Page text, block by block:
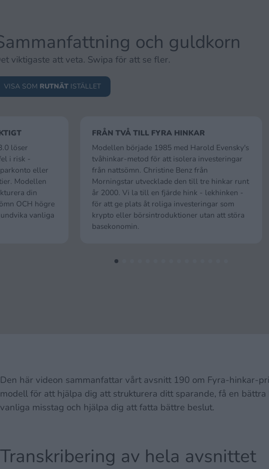
och guldkorn
viktigaste att veta. Swipa för att se fler.
VISA SOM RUTNÄT ISTÄLLET
löser
i risk -
eller
Modellen
din
OCH högre
vanliga
FRÅN TVÅ TILL FYRA HINKAR
Modellen började 1985 med Harold Evensky's
tvåhinkar-metod för att isolera investeringar
från nattsömn. Christine Benz från
Morningstar utvecklade den till tre hinkar runt
år 2000. Vi la till en fjärde hink - lekhinken -
för att ge plats åt roliga investeringar som
krypto eller börsintroduktioner utan att störa
basekonomin.
Den här videon sammanfattar vårt avsnitt 190 om Fyra-hinkar-
modell för att hjälpa dig att strukturera ditt sparande, få en bättra
vanliga misstag och hjälpa dig att fatta bättre beslut.
Transkribering av hela avsnittet